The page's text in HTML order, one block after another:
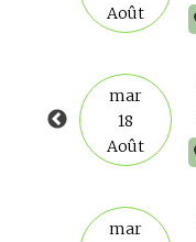
Août
mar
18
Août
mar